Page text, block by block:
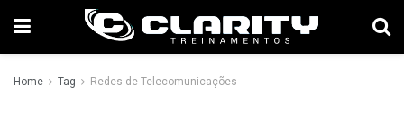
Home Tag Redes de Telecomunicações